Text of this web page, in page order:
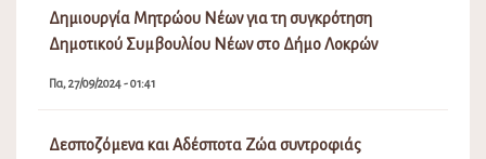
Δημιουργία Μητρώου Νέων για τη συγκρότηση
Δημοτικού Συμβουλίου Νέων στο Δήμο Λοκρών
Πα, 27/09/2024 - 01:41
Δεσποζόμενα και Αδέσποτα Ζώα συντροφιάς